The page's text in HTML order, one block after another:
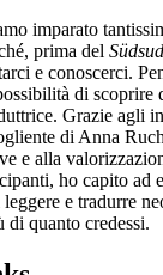
imparato
prima del
e conoscerci.
di scoprire
Grazie agli
di Anna
e alla
ho capito ad
leggere e tradurre
di quanto credessi.